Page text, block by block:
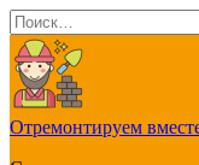
Перейти
к
содержанию
Search
for:
Отремонтируем